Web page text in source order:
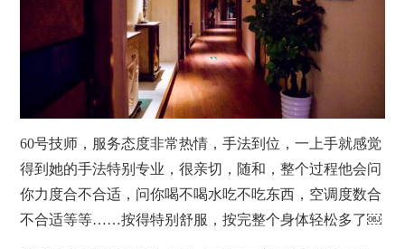
60号技师，服务态度非常热情，手法到位，一上手就感觉
得到她的手法特别专业，很亲切，随和，整个过程他会问
你力度合不合适，问你喝不喝水吃不吃东西，空调度数合
不合适等等……按得特别舒服，按完整个身体轻松多了￼